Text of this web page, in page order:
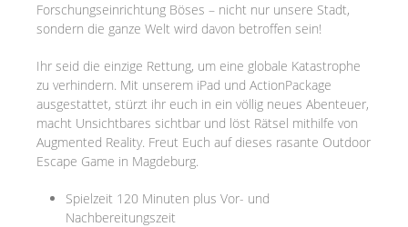
Forschungseinrichtung Böses – nicht nur unsere Stadt,
sondern die ganze Welt wird davon betroffen sein!
Ihr seid die einzige Rettung, um eine globale Katastrophe
zu verhindern. Mit unserem iPad und ActionPackage
ausgestattet, stürzt ihr euch in ein völlig neues Abenteuer,
macht Unsichtbares sichtbar und löst Rätsel mithilfe von
Augmented Reality. Freut Euch auf dieses rasante Outdoor
Escape Game in Magdeburg.
Spielzeit 120 Minuten plus Vor- und
Nachbereitungszeit